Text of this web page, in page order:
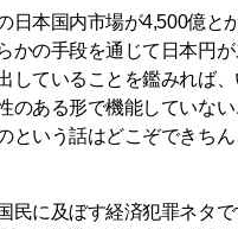
本国内市場が4,500億と
かの手段を通じて日本円
していることを鑑みれば
のある形で機能していな
という話はどこぞできち
に及ぼす経済犯罪ネタ